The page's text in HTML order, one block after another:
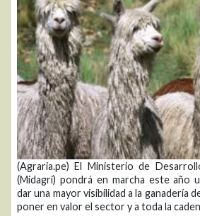
(Agraria.pe) El Ministerio de
(Midagri) pondrá en marcha este año
dar una mayor visibilidad a la ganadería
poner en valor el sector y a toda la